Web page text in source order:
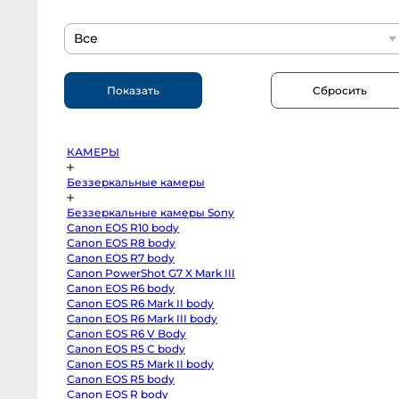
EOS
Mark
II
Canon
EOS
R6
Body
Canon
Canon
R5
Mark
II
body
R5
body
Все
КАМЕРЫ
Беззеркальные камеры
Беззеркальные камеры Sony
Canon EOS R10 body
Canon EOS R8 body
Canon EOS R7 body
Canon PowerShot G7 X Mark III
Canon EOS R6 body
Canon EOS R6 Mark II body
Canon EOS R6 Mark III body
Canon EOS R6 V Body
Canon EOS R5 C body
Canon EOS R5 Mark II body
Canon EOS R5 body
Canon EOS R body